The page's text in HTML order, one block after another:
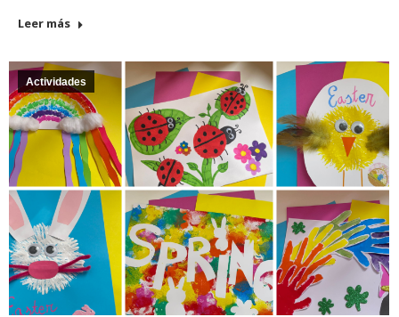
Leer más
Actividades